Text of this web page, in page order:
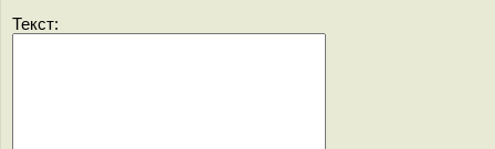
Текст: